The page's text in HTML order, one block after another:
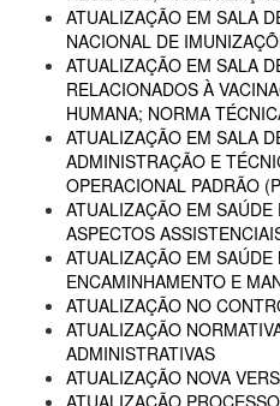
ATUALIZAÇÃO EM SALA
NACIONAL DE
ATUALIZAÇÃO EM SALA
RELACIONADOS À
HUMANA; NORMA
ATUALIZAÇÃO EM SALA
ADMINISTRAÇÃO E
OPERACIONAL PADRÃO
ATUALIZAÇÃO EM
ASPECTOS
ATUALIZAÇÃO EM SAÚDE
ENCAMINHAMENTO E
ATUALIZAÇÃO NO
ATUALIZAÇÃO
ADMINISTRATIVAS
ATUALIZAÇÃO NOVA
ATUALIZAÇÃO